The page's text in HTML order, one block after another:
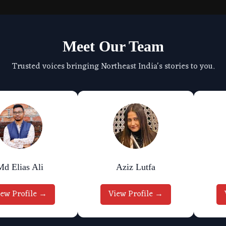
Meet Our Team
Trusted voices bringing Northeast India's stories to you.
Elias Ali
Profile →
Aziz Lutfa
View Profile →